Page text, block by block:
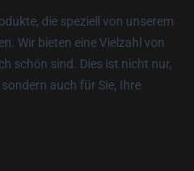
die speziell von unserem
Wir bieten eine Vielzahl von
schön sind. Dies ist nicht nur,
auch für Sie, Ihre